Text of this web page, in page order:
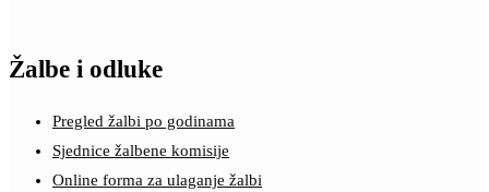
Žalbe i odluke
Pregled žalbi po godinama
Sjednice žalbene komisije
Online forma za ulaganje žalbi